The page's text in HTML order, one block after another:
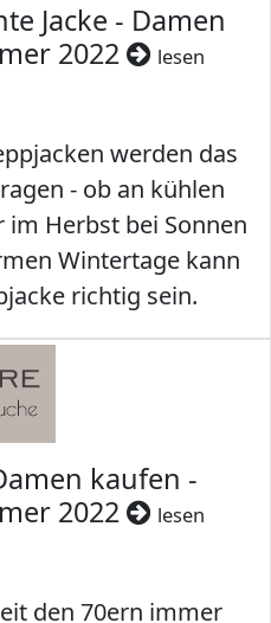
Jacke - Damen
2022
lesen
werden das
- ob an kühlen
Herbst bei Sonnen
Wintertage kann
richtig sein.
kaufen -
2022
lesen
den 70ern immer